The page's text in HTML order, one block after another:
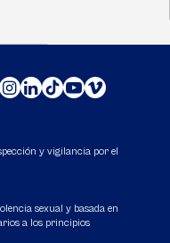
y vigilancia por el
sexual y basada en
a los principios